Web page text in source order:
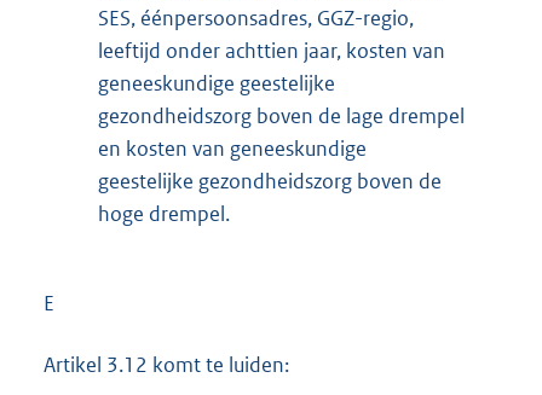
SES, éénpersoonsadres, GGZ-regio,
leeftijd onder achttien jaar, kosten van
geneeskundige geestelijke
gezondheidszorg boven de lage drempel
en kosten van geneeskundige
geestelijke gezondheidszorg boven de
hoge drempel.
E
Artikel 3.12 komt te luiden: